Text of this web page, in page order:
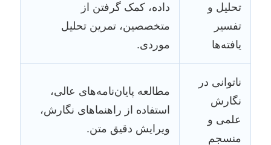
تحلیل و
تفسیر
یافته‌ها
داده، کمک گرفتن از
متخصصین، تمرین تحلیل
موردی.
ناتوانی در
نگارش
علمی و
منسجم
مطالعه پایان‌نامه‌های عالی،
استفاده از راهنماهای نگارش،
ویرایش دقیق متن.